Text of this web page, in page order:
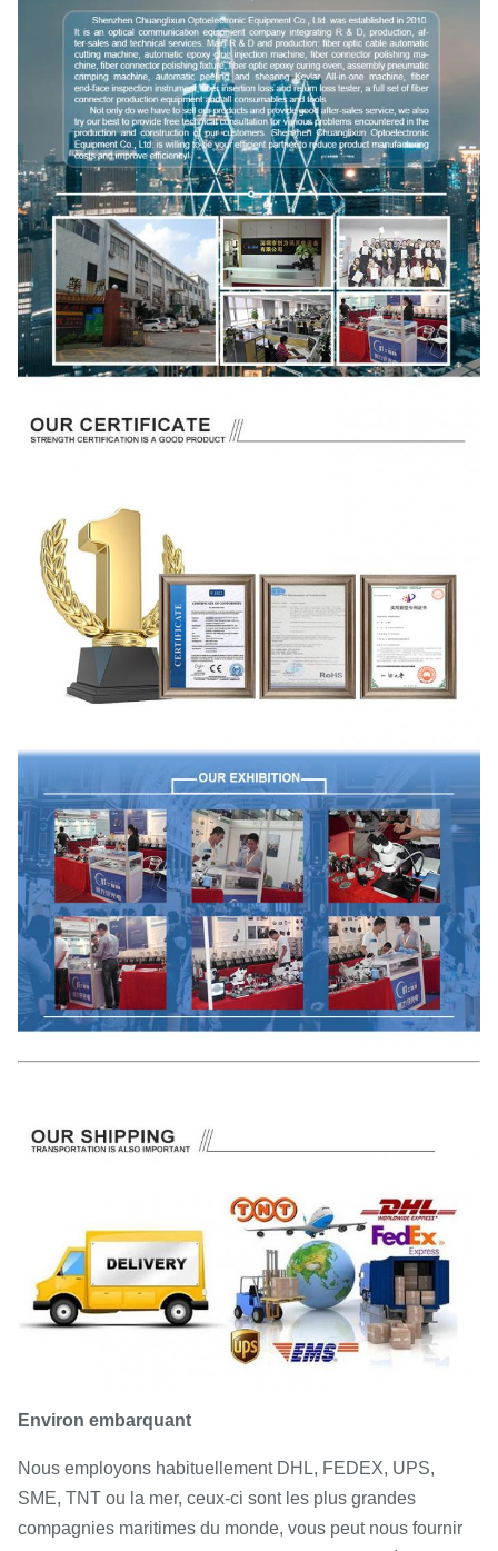
Environ embarquant
Nous employons habituellement DHL, FEDEX, UPS,
SME, TNT ou la mer, ceux-ci sont les plus grandes
compagnies maritimes du monde, vous peut nous fournir